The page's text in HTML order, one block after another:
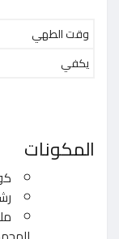
وقت الطهي
يكفي
المكونات